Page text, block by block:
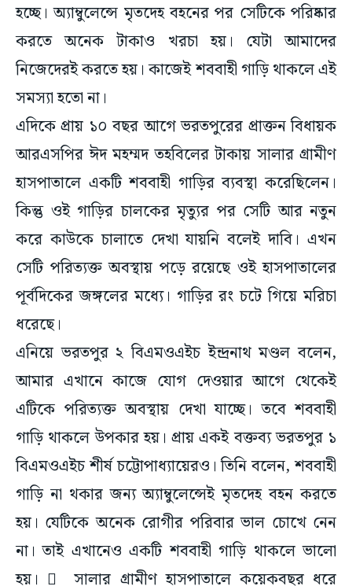
হচ্ছে। অ্যাম্বুলেন্সে মৃতদেহ বহনের পর সেটিকে পরিষ্কার
করতে অনেক টাকাও খরচা হয়। যেটা আমাদের
নিজেদেরই করতে হয়। কাজেই শববাহী গাড়ি থাকলে এই
সমস্যা হতো না।
এদিকে প্রায় ১০ বছর আগে ভরতপুরের প্রাক্তন বিধায়ক
আরএসপির ঈদ মহম্মদ তহবিলের টাকায় সালার গ্রামীণ
হাসপাতালে একটি শববাহী গাড়ির ব্যবস্থা করেছিলেন।
কিন্তু ওই গাড়ির চালকের মৃত্যুর পর সেটি আর নতুন
করে কাউকে চালাতে দেখা যায়নি বলেই দাবি। এখন
সেটি পরিত্যক্ত অবস্থায় পড়ে রয়েছে ওই হাসপাতালের
পূর্বদিকের জঙ্গলের মধ্যে। গাড়ির রং চটে গিয়ে মরিচা
ধরেছে।
এনিয়ে ভরতপুর ২ বিএমওএইচ ইন্দ্রনাথ মণ্ডল বলেন,
আমার এখানে কাজে যোগ দেওয়ার আগে থেকেই
এটিকে পরিত্যক্ত অবস্থায় দেখা যাচ্ছে। তবে শববাহী
গাড়ি থাকলে উপকার হয়। প্রায় একই বক্তব্য ভরতপুর ১
বিএমওএইচ শীর্ষ চট্টোপাধ্যায়েরও। তিনি বলেন, শববাহী
গাড়ি না থকার জন্য অ্যাম্বুলেন্সেই মৃতদেহ বহন করতে
হয়। যেটিকে অনেক রোগীর পরিবার ভাল চোখে নেন
না। তাই এখানেও একটি শববাহী গাড়ি থাকলে ভালো
হয়।  সালার গ্রামীণ হাসপাতালে কয়েকবছর ধরে